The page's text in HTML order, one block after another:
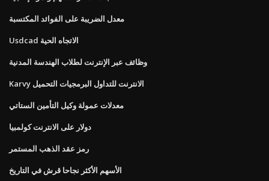
معدل الضريبة على الفوائد المكتسبة
Usdcad الاتجاه الحية
وظائف عبر الإنترنت لطلاب الهندسة المدنية
Karvy الانترنت للتداول البرمجيات التحميل
معدلات عمولة وكيل التأمين الستاتي
دولار على الانترنت كولمبيا
رمز عقد الذهب المستمر
الأسهم الأكثر نجاحا قرش في التاريخ